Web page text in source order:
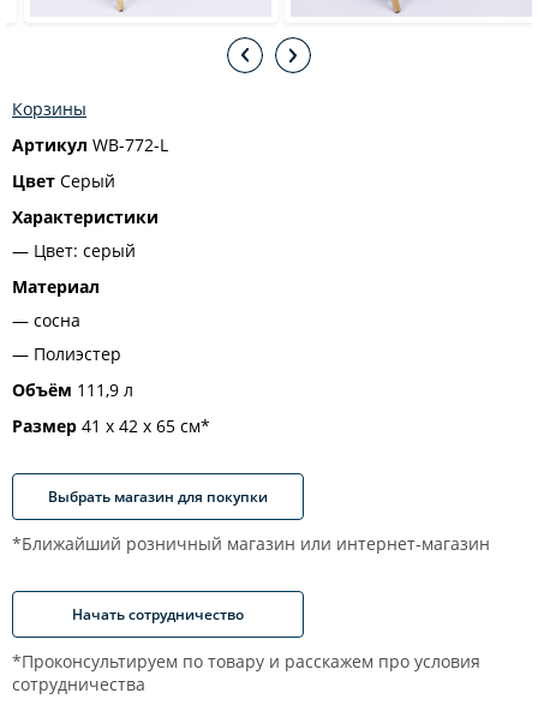
Корзины
Артикул WB-772-L
Цвет Серый
Характеристики
Цвет: серый
Материал
сосна
Полиэстер
Объём 111,9 л
Размер 41 х 42 х 65 см*
Выбрать магазин для покупки
*Ближайший розничный магазин или интернет-магазин
Начать сотрудничество
*Проконсультируем по товару и расскажем про условия
сотрудничества